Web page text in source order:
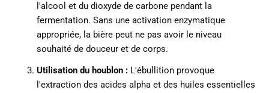
l'alcool et du dioxyde de carbone pendant la
fermentation. Sans une activation enzymatique
appropriée, la bière peut ne pas avoir le niveau
souhaité de douceur et de corps.
Utilisation du houblon : L'ébullition provoque
l'extraction des acides alpha et des huiles essentielles